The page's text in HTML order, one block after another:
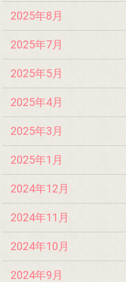
2025年8月
2025年7月
2025年5月
2025年4月
2025年3月
2025年1月
2024年12月
2024年11月
2024年10月
2024年9月